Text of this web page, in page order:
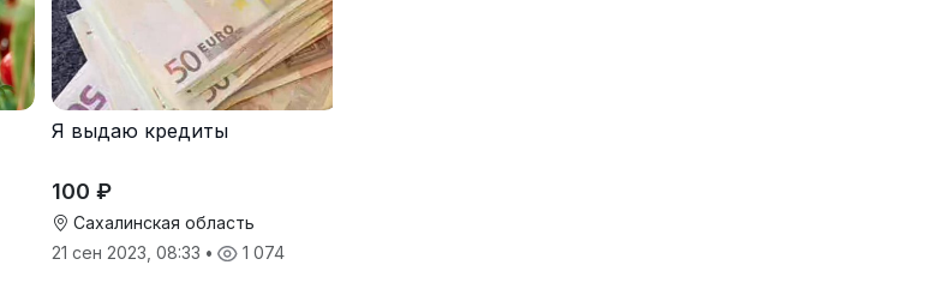
Я выдаю кредиты
100 ₽
Сахалинская область
21 сен 2023, 08:33 • 1 074